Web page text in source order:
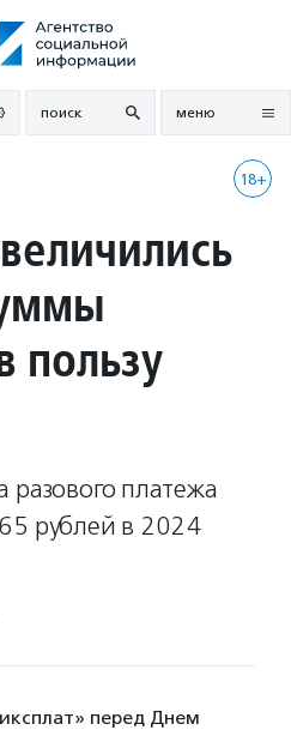
поиск меню
18+
пользу
разового платежа
рублей в 2024
перед Днем